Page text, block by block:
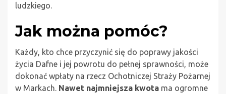
ludzkiego.
Jak można pomóc?
Każdy, kto chce przyczynić się do poprawy jakości
życia Dafne i jej powrotu do pełnej sprawności, może
dokonać wpłaty na rzecz Ochotniczej Straży Pożarnej
w Markach. Nawet najmniejsza kwota ma ogromne